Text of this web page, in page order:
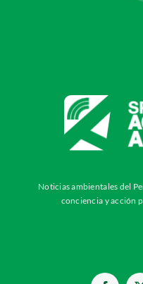
Noticias ambientales del
conciencia y acción